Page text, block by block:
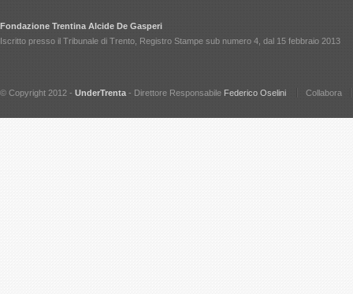
Fondazione Trentina Alcide De Gasperi
Iscritto presso il Tribunale di Trento, Registro Stampe sub numero 4, dal 15 febbraio 2013
© Copyright 2012 - UnderTrenta - Direttore Responsabile Federico Oselini Collabora